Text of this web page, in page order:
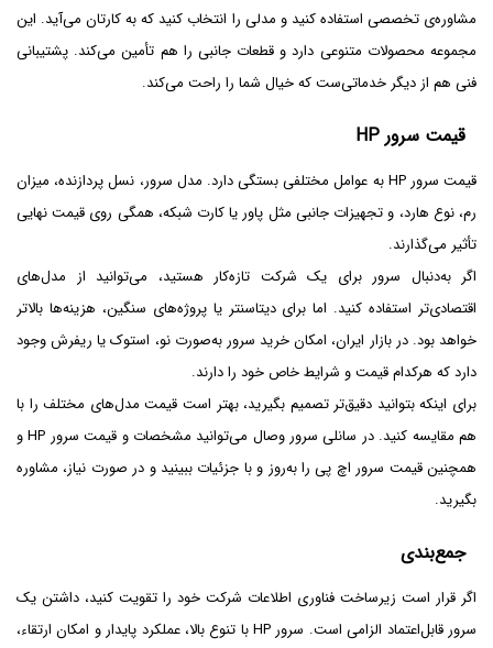
مشاوره‌ی تخصصی استفاده کنید و مدلی را انتخاب کنید که به کارتان می‌آید. این
مجموعه محصولات متنوعی دارد و قطعات جانبی را هم تأمین می‌کند. پشتیبانی
فنی هم از دیگر خدماتی‌ست که خیال شما را راحت می‌کند.
قیمت سرور HP
قیمت سرور HP به عوامل مختلفی بستگی دارد. مدل سرور، نسل پردازنده، میزان
رم، نوع هارد، و تجهیزات جانبی مثل پاور یا کارت شبکه، همگی روی قیمت نهایی
تأثیر می‌گذارند.
اگر به‌دنبال سرور برای یک شرکت تازه‌کار هستید، می‌توانید از مدل‌های
اقتصادی‌تر استفاده کنید. اما برای دیتاسنتر یا پروژه‌های سنگین، هزینه‌ها بالاتر
خواهد بود. در بازار ایران، امکان خرید سرور به‌صورت نو، استوک یا ریفرش وجود
دارد که هرکدام قیمت و شرایط خاص خود را دارند.
برای اینکه بتوانید دقیق‌تر تصمیم بگیرید، بهتر است قیمت مدل‌های مختلف را با
هم مقایسه کنید. در سانلی سرور وصال می‌توانید مشخصات و قیمت سرور HP و
همچنین قیمت سرور اچ پی را به‌روز و با جزئیات ببینید و در صورت نیاز، مشاوره
بگیرید.
جمع‌بندی
اگر قرار است زیرساخت فناوری اطلاعات شرکت خود را تقویت کنید، داشتن یک
سرور قابل‌اعتماد الزامی است. سرور HP با تنوع بالا، عملکرد پایدار و امکان ارتقاء،